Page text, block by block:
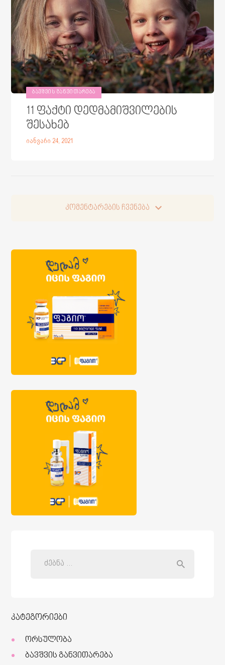
ᲑᲐᲕᲨᲕᲘᲡ ᲒᲐᲜᲕᲘᲗᲐᲠᲔᲑᲐ
11 ფაქტი დედმამიშვილების
შესახებ
იანვარი 24, 2021
კომენტარების ჩვენება
კატეგორიები
ორსულობა
ბავშვის განვითარება